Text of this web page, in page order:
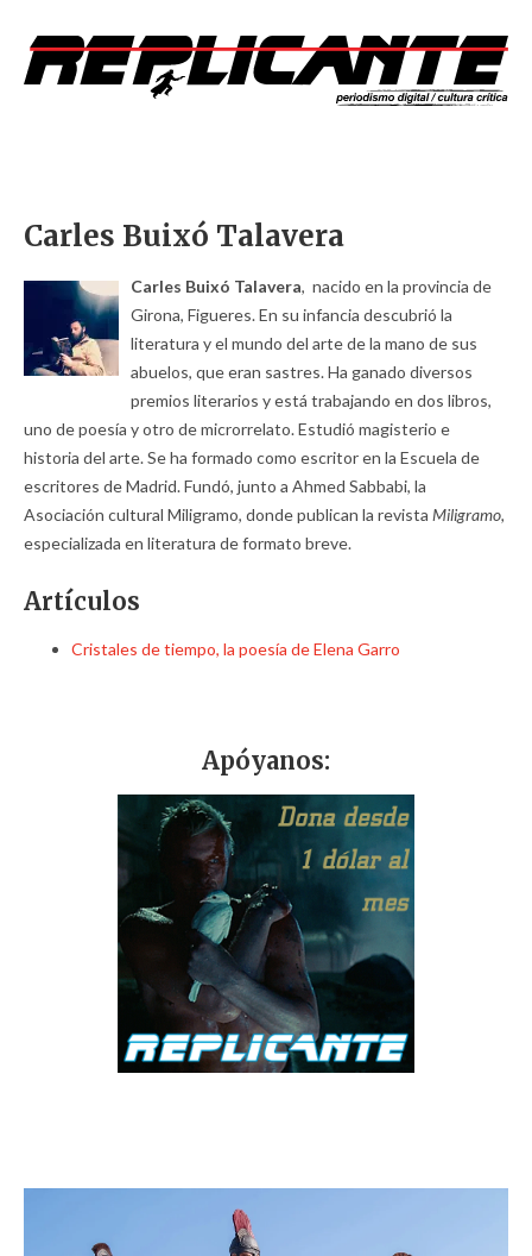
Carles Buixó Talavera
Carles Buixó Talavera, nacido en la provincia de
Girona, Figueres. En su infancia descubrió la
literatura y el mundo del arte de la mano de sus
abuelos, que eran sastres. Ha ganado diversos
premios literarios y está trabajando en dos libros,
uno de poesía y otro de microrrelato. Estudió magisterio e
historia del arte. Se ha formado como escritor en la Escuela de
escritores de Madrid. Fundó, junto a Ahmed Sabbabi, la
Asociación cultural Miligramo, donde publican la revista Miligramo,
especializada en literatura de formato breve.
Artículos
Cristales de tiempo, la poesía de Elena Garro
Apóyanos: